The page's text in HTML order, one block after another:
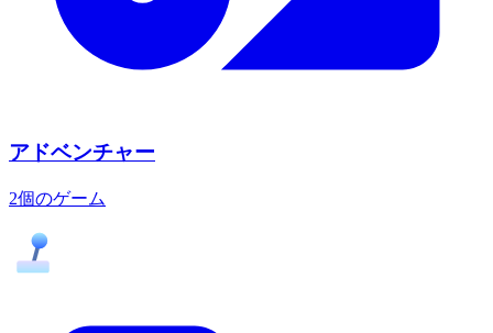
アドベンチャー
2個のゲーム